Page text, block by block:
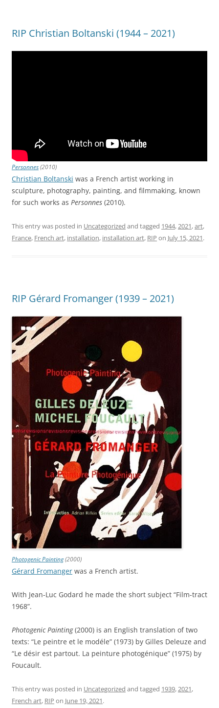
RIP Christian Boltanski (1944 – 2021)
Personnes(2010)
Christian Boltanski was a French artist working in
sculpture, photography, painting, and filmmaking, known
for such works as Personnes (2010).
This entry was posted in Uncategorized and tagged 1944,2021,art,
France, French art, installation, installation art, RIP on July 15, 2021.
RIP Gérard Fromanger (1939 – 2021)
Photogenic Painting(2000)
Gérard Fromanger was a French artist.
With Jean-Luc Godard he made the short subject “Film-tract
1968”.
Photogenic Painting(2000) is an English translation of two
texts: “Le peintre et le modéle” (1973) by Gilles Deleuze and
“Le désir est partout. La peinture photogénique” (1975) by
Foucault.
This entry was posted in Uncategorized and tagged 1939,2021,
French art, RIP on June 19, 2021.